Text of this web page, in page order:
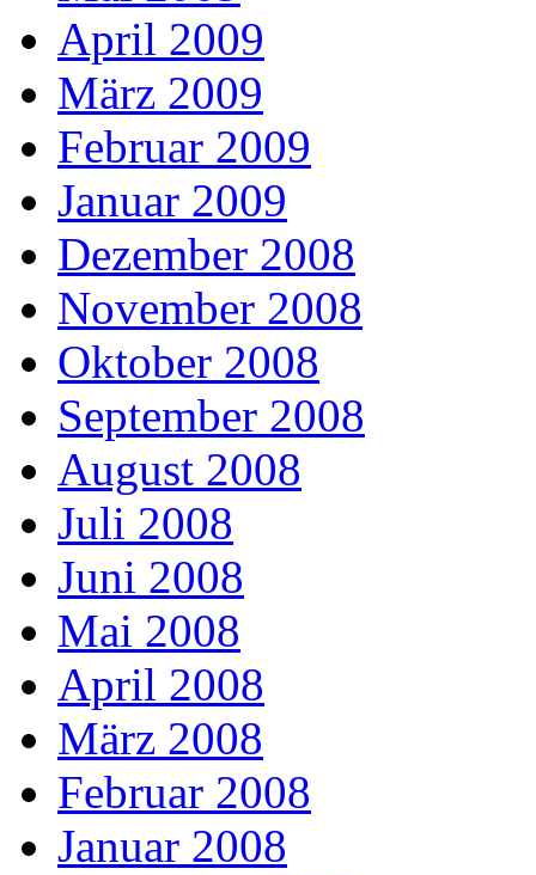
April 2009
März 2009
Februar 2009
Januar 2009
Dezember 2008
November 2008
Oktober 2008
September 2008
August 2008
Juli 2008
Juni 2008
Mai 2008
April 2008
März 2008
Februar 2008
Januar 2008